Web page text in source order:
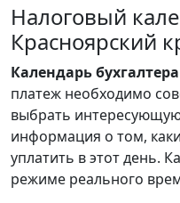
Налоговый
Красноярский
Календарьбухгалтера
платеж необходимо
выбрать интересующую
информация о том,
уплатить в этот день.
режиме реального